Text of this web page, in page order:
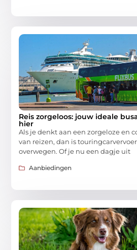
Reis zorgeloos: jouw ideale
hier
Als je denkt aan een zorgeloze en
van reizen, dan is
overwegen. Of je nu een dagje uit
Aanbiedingen